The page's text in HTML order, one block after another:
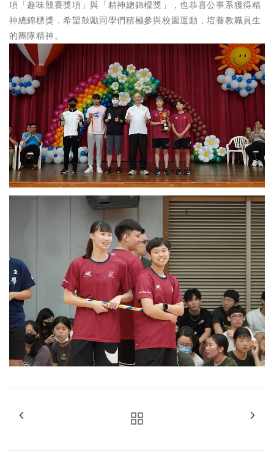
項「趣味競賽獎項」與「精神總錦標獎」，也恭喜公事系獲得精
神總錦標獎，希望鼓勵同學們積極參與校園運動，培養教職員生
的團隊精神。